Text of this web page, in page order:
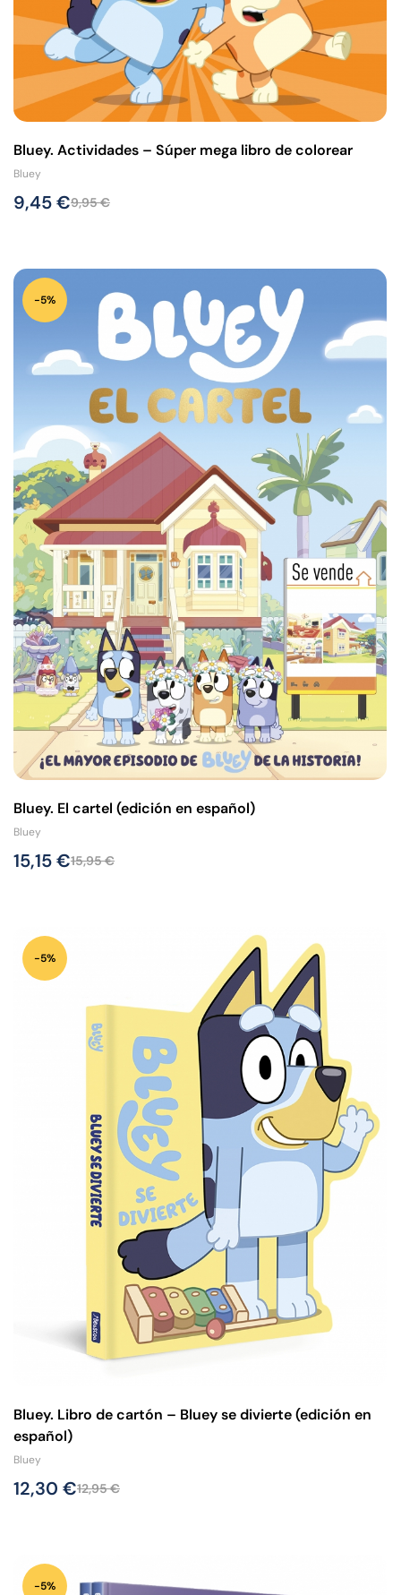
Bluey. Actividades – Súper mega libro de colorear
Bluey
9,95€
9,45€
-5%
Bluey. El cartel (edición en español)
Bluey
15,95€
15,15€
-5%
Bluey. Libro de cartón – Bluey se divierte (edición en
español)
Bluey
12,95€
12,30 €
-5%